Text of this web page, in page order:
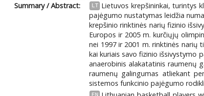
Summary / Abstract: LT Lietuvos krepšininkai, turintys
pajėgumo nustatymas leidžia
krepšinio rinktinės narių fizinio
Europos ir 2005 m. kurčiųjų
nei 1997 ir 2001 m. rinktinės narių
kai kuriais savo fizinio išsivystymo
anaerobinis alakatatinis raumenų
raumenų galingumas atliekant
sistemos funkcinio pajėgumo